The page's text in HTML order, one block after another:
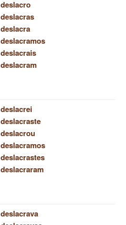
deslacro
deslacras
deslacra
deslacramos
deslacrais
deslacram
deslacrei
deslacraste
deslacrou
deslacramos
deslacrastes
deslacraram
deslacrava